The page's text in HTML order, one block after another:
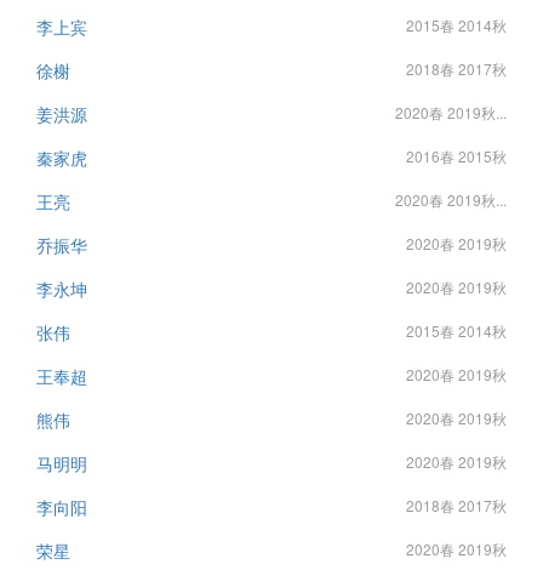
李上宾 2015春 2014秋
徐榭 2018春 2017秋
姜洪源 2020春 2019秋...
秦家虎 2016春 2015秋
王亮 2020春 2019秋...
乔振华 2020春 2019秋
李永坤 2020春 2019秋
张伟 2015春 2014秋
王奉超 2020春 2019秋
熊伟 2020春 2019秋
马明明 2020春 2019秋
李向阳 2018春 2017秋
荣星 2020春 2019秋